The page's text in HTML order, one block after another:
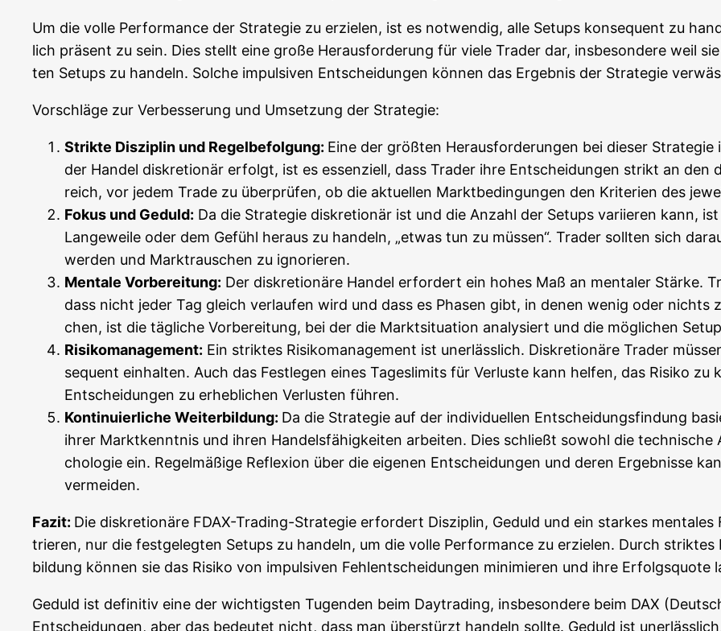
Um die vol­le Per­for­mance der Stra­te­gie zu erzie­len, ist es not­wen­dig, alle Set­ups kon­se­quent zu
lich prä­sent zu sein. Dies stellt eine gro­ße Her­aus­for­de­rung für vie­le Trader dar, ins­be­son­de­re weil
ten Set­ups zu han­deln. Sol­che impul­si­ven Ent­schei­dun­gen kön­nen das Ergeb­nis der Stra­te­gie
Vor­schlä­ge zur Ver­bes­se­rung und Umset­zung der Strategie:
Strik­te Dis­zi­plin und Regel­be­fol­gung: Eine der größ­ten Her­aus­for­de­run­gen bei die­ser
der Han­del dis­kre­tio­när erfolgt, ist es essen­zi­ell, dass Trader ihre Ent­schei­dun­gen strikt an
reich, vor jedem Trade zu über­prü­fen, ob die aktu­el­len Markt­be­din­gun­gen den Kri­te­ri­en des
Fokus und Geduld: Da die Stra­te­gie dis­kre­tio­när ist und die Anzahl der Set­ups vari­ie­ren kann,
Lan­ge­wei­le oder dem Gefühl her­aus zu han­deln, „etwas tun zu müs­sen“. Trader soll­ten sich
wer­den und Markt­rau­schen zu ignorieren.
Men­ta­le Vor­be­rei­tung: Der dis­kre­tio­nä­re Han­del erfor­dert ein hohes Maß an men­ta­ler Stär­ke.
dass nicht jeder Tag gleich ver­lau­fen wird und dass es Pha­sen gibt, in denen wenig oder
chen, ist die täg­li­che Vor­be­rei­tung, bei der die Markt­si­tua­ti­on ana­ly­siert und die mög­li­chen
Risi­ko­ma­nage­ment: Ein strik­tes Risi­ko­ma­nage­ment ist uner­läss­lich. Dis­kre­tio­nä­re Trader
se­quent ein­hal­ten. Auch das Fest­le­gen eines Tages­li­mits für Ver­lus­te kann hel­fen, das Risi­ko
Ent­schei­dun­gen zu erheb­li­chen Ver­lus­ten führen.
Kon­ti­nu­ier­li­che Wei­ter­bil­dung: Da die Stra­te­gie auf der indi­vi­du­el­len Ent­schei­dungs­fin­dung
ihrer Markt­kennt­nis und ihren Han­dels­fä­hig­kei­ten arbei­ten. Dies schließt sowohl die
cho­lo­gie ein. Regel­mä­ßi­ge Refle­xi­on über die eige­nen Ent­schei­dun­gen und deren Ergeb­nis­se
vermeiden.
Fazit: Die dis­kre­tio­nä­re FDAX-Tra­ding-Stra­te­gie erfor­dert Dis­zi­plin, Geduld und ein star­kes
trie­ren, nur die fest­ge­leg­ten Set­ups zu han­deln, um die vol­le Per­for­mance zu erzie­len. Durch
bil­dung kön­nen sie das Risi­ko von impul­si­ven Fehl­ent­schei­dun­gen mini­mie­ren und ihre Erfolgs­quo­te
Geduld ist defi­ni­tiv eine der wich­tigs­ten Tugen­den beim Day­tra­ding, ins­be­son­de­re beim DAX
Ent­schei­dun­gen, aber das bedeu­tet nicht, dass man über­stürzt han­deln soll­te. Geduld ist